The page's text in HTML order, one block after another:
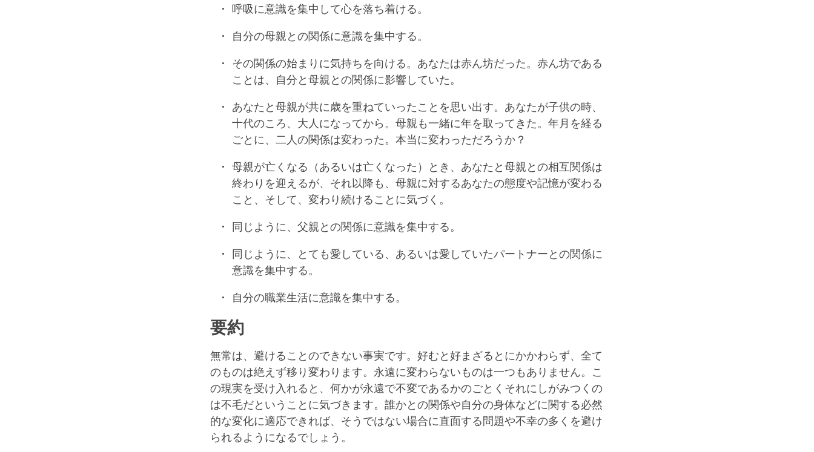
呼吸に意識を集中して心を落ち着ける。
自分の母親との関係に意識を集中する。
その関係の始まりに気持ちを向ける。あなたは赤ん坊だった。赤ん坊である
ことは、自分と母親との関係に影響していた。
あなたと母親が共に歳を重ねていったことを思い出す。あなたが子供の時、
十代のころ、大人になってから。母親も一緒に年を取ってきた。年月を経る
ごとに、二人の関係は変わった。本当に変わっただろうか？
母親が亡くなる（あるいは亡くなった）とき、あなたと母親との相互関係は
終わりを迎えるが、それ以降も、母親に対するあなたの態度や記憶が変わる
こと、そして、変わり続けることに気づく。
同じように、父親との関係に意識を集中する。
同じように、とても愛している、あるいは愛していたパートナーとの関係に
意識を集中する。
自分の職業生活に意識を集中する。
要約
無常は、避けることのできない事実です。好むと好まざるとにかかわらず、全て
のものは絶えず移り変わります。永遠に変わらないものは一つもありません。こ
の現実を受け入れると、何かが永遠で不変であるかのごとくそれにしがみつくの
は不毛だということに気づきます。誰かとの関係や自分の身体などに関する必然
的な変化に適応できれば、そうではない場合に直面する問題や不幸の多くを避け
られるようになるでしょう。